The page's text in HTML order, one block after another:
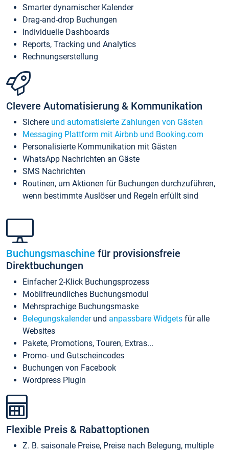
Smarter dynamischer Kalender
Drag-and-drop Buchungen
Individuelle Dashboards
Reports, Tracking und Analytics
Rechnungserstellung
Clevere Automatisierung & Kommunikation
Sichere und automatisierte Zahlungen von Gästen
Messaging Plattform mit Airbnb und Booking.com
Personalisierte Kommunikation mit Gästen
WhatsApp Nachrichten an Gäste
SMS Nachrichten
Routinen, um Aktionen für Buchungen durchzuführen,
wenn bestimmte Auslöser und Regeln erfüllt sind
Buchungsmaschine für provisionsfreie
Direktbuchungen
Einfacher 2-Klick Buchungsprozess
Mobilfreundliches Buchungsmodul
Mehrsprachige Buchungsmaske
Belegungskalenderund anpassbare Widgets für alle
Websites
Pakete, Promotions, Touren, Extras...
Promo- und Gutscheincodes
Buchungen von Facebook
Wordpress Plugin
Flexible Preis & Rabattoptionen
Z. B. saisonale Preise, Preise nach Belegung, multiple